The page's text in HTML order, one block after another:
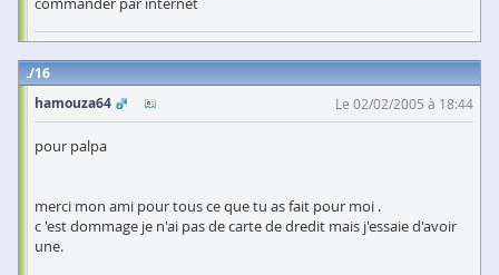
16
hamouza64
Le 02/02/2005 à 18:44
pour palpa
merci mon ami pour tous ce que tu as fait pour moi .
c 'est dommage je n'ai pas de carte de dredit mais j'essaie d'avoir
une.